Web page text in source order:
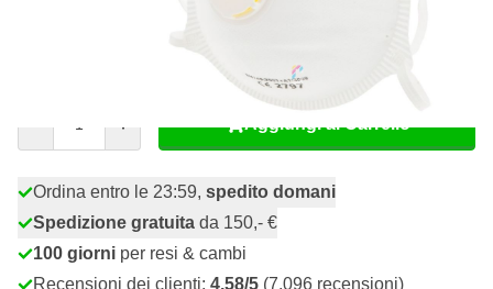
Aggiungi al Carrello
Ordina entro le 23:59, spedito domani
Spedizione gratuita da 150,- €
100 giorni per resi & cambi
Recensioni dei clienti: 4,58/5 (7.096 recensioni)